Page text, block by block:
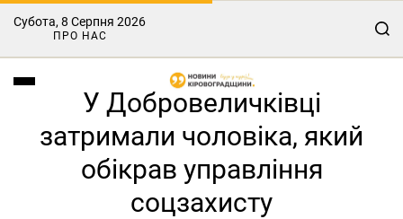
Субота, 8 Серпня 2026
ПРО НАС
У Добровеличківці
затримали чоловіка, який
обікрав управління
соцзахисту